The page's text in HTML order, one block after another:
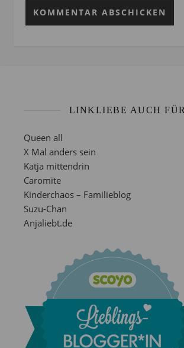
LINKLIEBE AUCH
Queen all
X Mal anders sein
Katja mittendrin
Caromite
Kinderchaos – Familieblog
Suzu-Chan
Anjaliebt.de